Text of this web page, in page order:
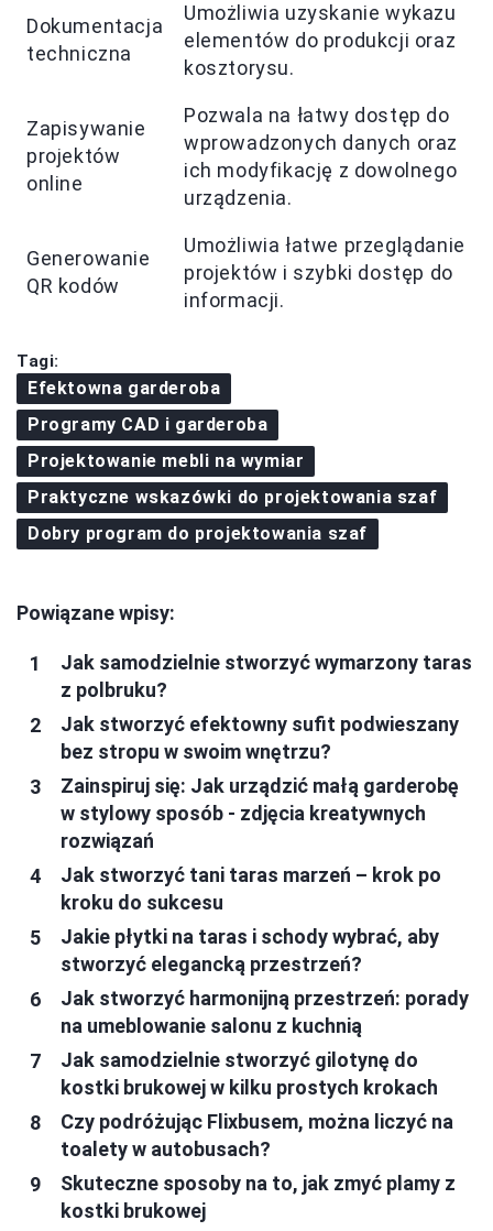
Dokumentacja
techniczna
Umożliwia uzyskanie wykazu
elementów do produkcji oraz
kosztorysu.
Zapisywanie
projektów
online
Pozwala na łatwy dostęp do
wprowadzonych danych oraz
ich modyfikację z dowolnego
urządzenia.
Generowanie
QR kodów
Umożliwia łatwe przeglądanie
projektów i szybki dostęp do
informacji.
Tagi:
Efektowna garderoba
Programy CAD i garderoba
Projektowanie mebli na wymiar
Praktyczne wskazówki do projektowania szaf
Dobry program do projektowania szaf
Powiązane wpisy:
Jak samodzielnie stworzyć wymarzony taras
z polbruku?
Jak stworzyć efektowny sufit podwieszany
bez stropu w swoim wnętrzu?
Zainspiruj się: Jak urządzić małą garderobę
w stylowy sposób - zdjęcia kreatywnych
rozwiązań
Jak stworzyć tani taras marzeń – krok po
kroku do sukcesu
Jakie płytki na taras i schody wybrać, aby
stworzyć elegancką przestrzeń?
Jak stworzyć harmonijną przestrzeń: porady
na umeblowanie salonu z kuchnią
Jak samodzielnie stworzyć gilotynę do
kostki brukowej w kilku prostych krokach
Czy podróżując Flixbusem, można liczyć na
toalety w autobusach?
Skuteczne sposoby na to, jak zmyć plamy z
kostki brukowej